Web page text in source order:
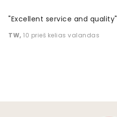
"Excellent service and quality"
TW, 10 prieš kelias valandas